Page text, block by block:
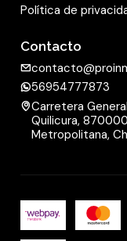
Política de
Contacto
56954777873
Carretera
Quilicura,
Metropolitana,